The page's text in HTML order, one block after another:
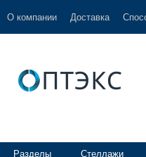
О компании Доставка
Разделы
Стеллажи